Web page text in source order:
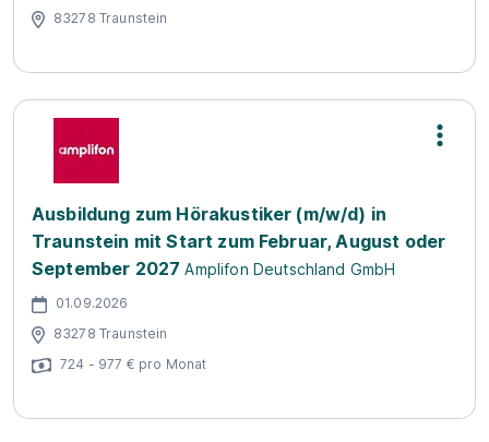
83278 Traunstein
Ausbildung zum Hörakustiker (m/w/d) in
Traunstein mit Start zum Februar, August oder
September 2027 Amplifon Deutschland GmbH
01.09.2026
83278 Traunstein
724 - 977 € pro Monat